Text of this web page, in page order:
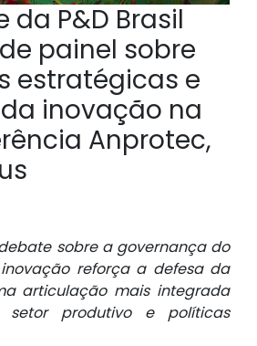
da P&D Brasil
painel sobre
estratégicas e
inovação na
Anprotec,
sobre a governança do
reforça a defesa da
articulação mais integrada
setor produtivo e políticas